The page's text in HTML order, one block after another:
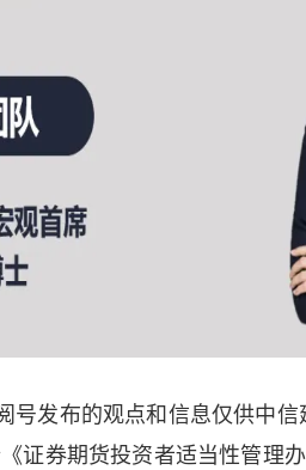
号发布的观点和信息仅供中
证券期货投资者适当性管理